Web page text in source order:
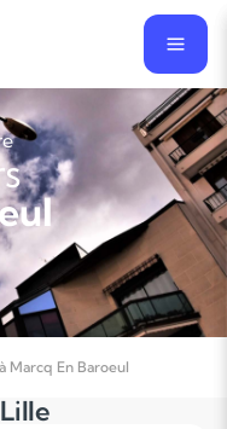
Marcq En Baroeul